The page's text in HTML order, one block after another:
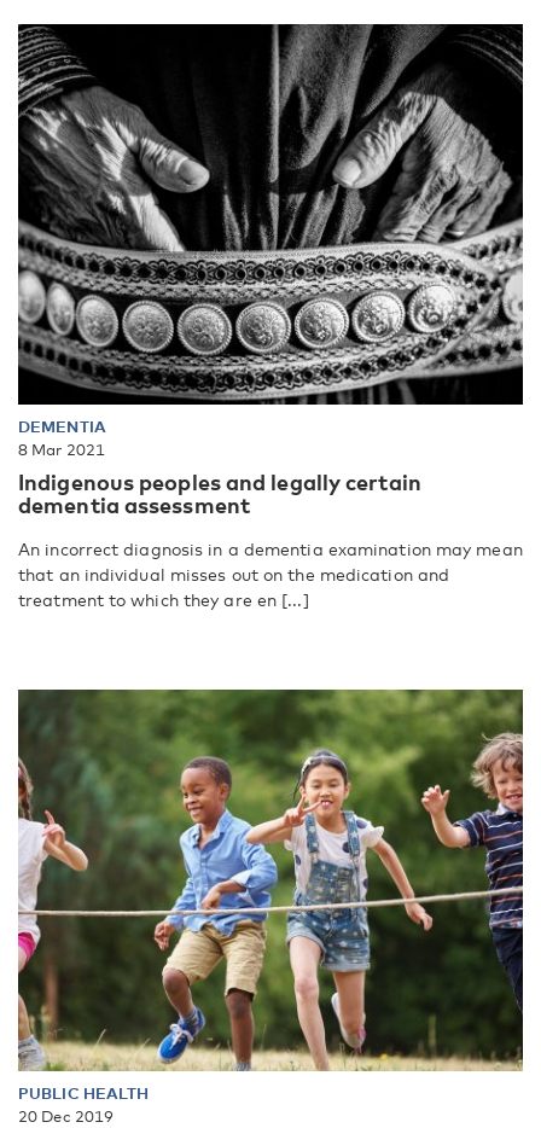
DEMENTIA
8 Mar 2021
Indigenous peoples and legally certain
dementia assessment
An incorrect diagnosis in a dementia examination may mean
that an individual misses out on the medication and
treatment to which they are en [...]
PUBLIC HEALTH
20 Dec 2019